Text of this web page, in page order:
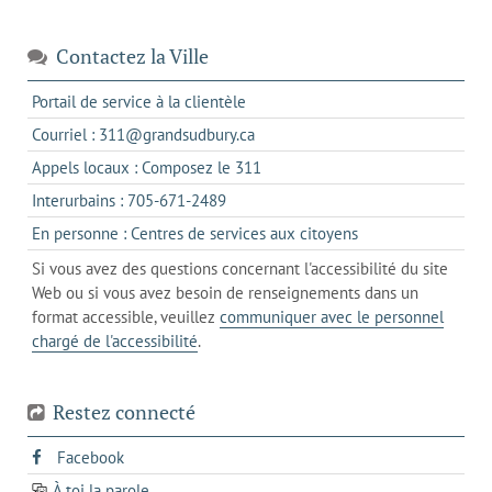
Contactez la Ville
Portail de service à la clientèle
dans
un
nouvel
Courriel : 311@grandsudbury.cas'ouvre
dans
votre
de
messagerie
Appels locaux : Composez le 311
dans
un
client
de
votre
téléphone
Interurbains : 705-671-2489s'ouvre
dans
un
client
de
votre
En personne : Centres de services aux citoyenss'ouvre
dans
l'onglet
actuel
Si vous avez des questions concernant l'accessibilité du site
Web ou si vous avez besoin de renseignements dans un
format accessible, veuillez communiquer avec le personnel
chargé de l'accessibilité.
Restez connecté
Facebooks'ouvre
dans